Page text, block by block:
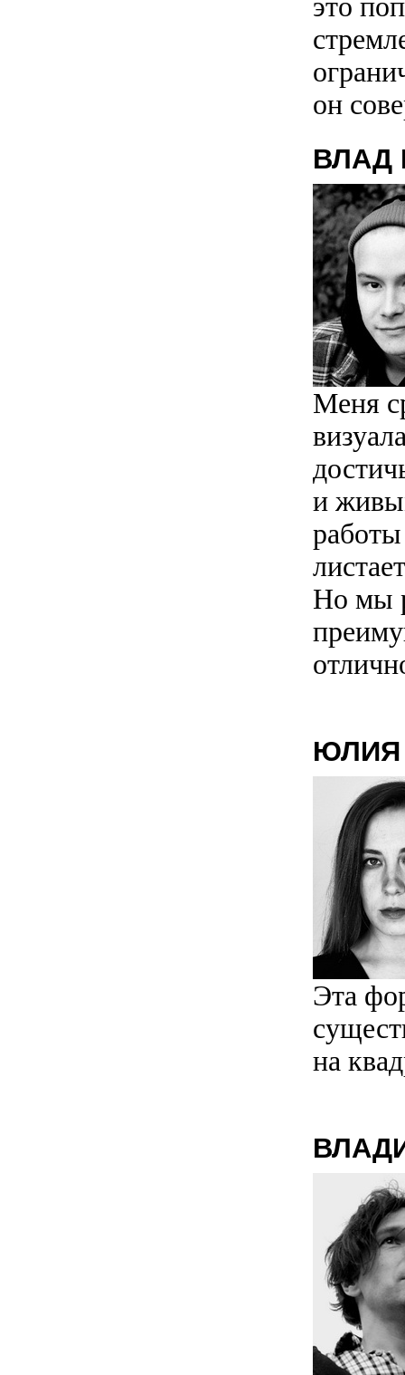
он
ВЛАД
Меня
и
Но мы
ЮЛИЯ
Эта
на